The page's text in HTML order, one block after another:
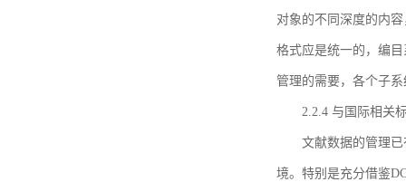
对象的不同深度的内
格式应是统一的，编
管理的需要，各个子
2.2.4 与国际相关
文献数据的管理
境。特别是充分借鉴